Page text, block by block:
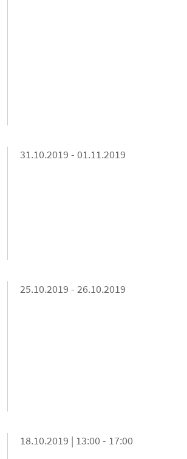
31.10.2019 - 01.11.2019
25.10.2019 - 26.10.2019
18.10.2019 | 13:00 - 17:00